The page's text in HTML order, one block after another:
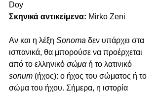
Doy
Σκηνικά αντικείμενα: Mirko Zeni
Αν και η λέξη Sonoma δεν υπάρχει στα
ισπανικά, θα μπορούσε να προέρχεται
από το ελληνικό σώμα ή το λατινικό
sonum (ήχος): ο ήχος του σώματος ή το
σώμα του ήχου. Σήμερα, η ιστορία